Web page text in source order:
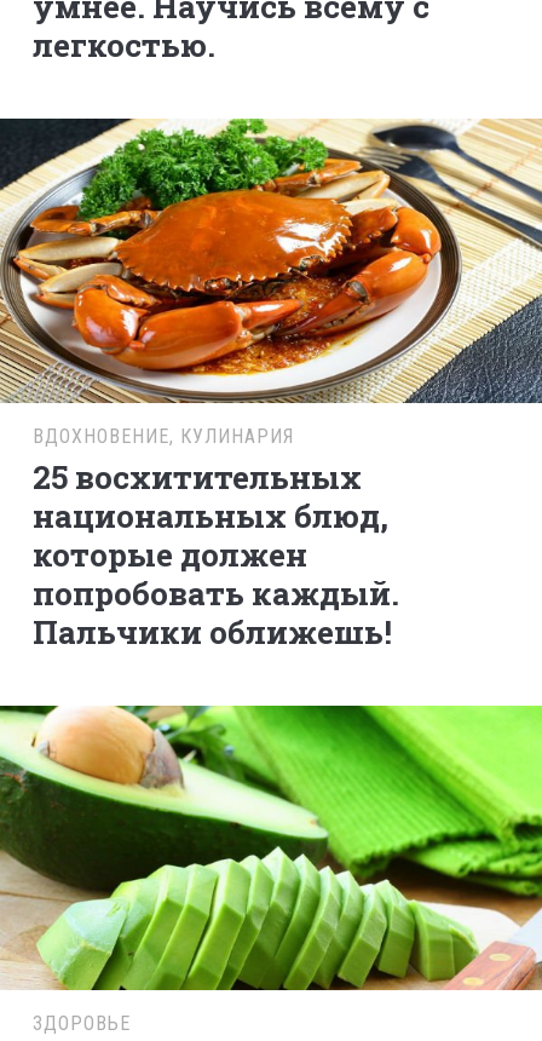
легкостью.
ВДОХНОВЕНИЕ, КУЛИНАРИЯ
25 восхитительных
национальных блюд,
которые должен
попробовать каждый.
Пальчики оближешь!
ЗДОРОВЬЕ